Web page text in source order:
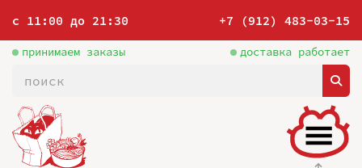
с 11:00 до 21:30 +7 (912) 483-03-15
принимаем заказы доставка работает